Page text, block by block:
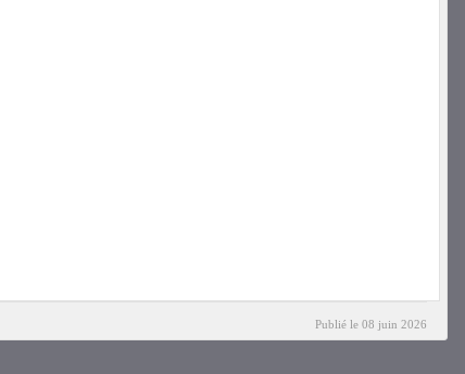
Publié le 08 juin 2026